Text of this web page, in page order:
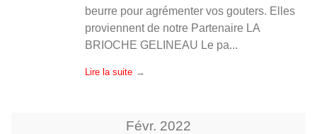
beurre pour agrémenter vos gouters. Elles
proviennent de notre Partenaire LA
BRIOCHE GELINEAU Le pa...
Lire la suite
Févr. 2022